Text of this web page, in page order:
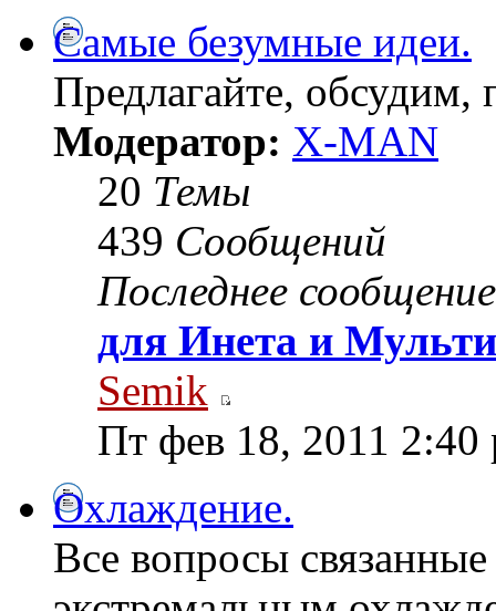
Самые безумные идеи.
Предлагайте, обсудим,
Модератор: X-MAN
20 Темы
439 Сообщений
Последнее сообщение
для Инета и
Semik
Пт фев 18, 2011 2:40
Охлаждение.
Все вопросы